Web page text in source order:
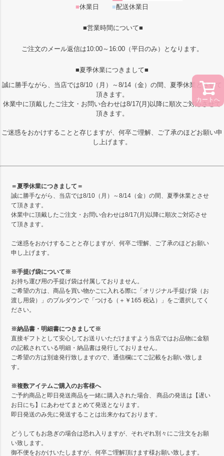
カートへ
■休業日 ■配送休業日
■営業時間について■
ご注文のメール返信は10:00～16:00（平日のみ）となります。
■夏季休業につきまして■
誠に勝手ながら、当店では8/10（月）～8/14（金）の間、夏季休業とさせて
頂きます。
休業中に頂戴したご注文・お問い合わせは8/17(月)以降に順次ご対応させて
頂きます。
ご迷惑をおかけすることと存じますが、何卒ご理解、ご了承のほどお願い申
し上げます。
＝夏季休業につきまして＝
誠に勝手ながら、当店では8/10（月）～8/14（金）の間、夏季休業とさせ
て頂きます。
休業中に頂戴したご注文・お問い合わせは8/17(月)以降に順次ご対応させ
て頂きます。
ご迷惑をおかけすることと存じますが、何卒ご理解、ご了承のほどお願い
申し上げます。
※手提げ袋について※
お持ち運び用の手提げ袋は付属しておりません。
ご希望の方は、商品を買い物かごに入れる際に「オリジナル手提げ袋（お
渡し用袋）」のプルダウンで「つける（＋￥165 税込）」をご選択してく
ださい。
※納品書・明細書につきまして※
直接ギフトとして安心してお送りいただけますよう当店ではお品物に金額
の記載されている明細・納品書は発行しておりません。
ご希望の方は別途発行致しますので、通信欄にてご記載をお願い致しま
す。
※複数アイテムご購入のお客様へ
ご予約商品と即日発送商品を一緒に購入された場合、 商品の発送は【遅い
お日にち】にあわせてまとめて発送となります。
即日発送のみ先に発送することは出来かねております。
どうしてもお急ぎの場合は恐れ入りますが、それぞれ別々にご注文をお願
い致します。
御不便をおかけいたしますが、何卒ご理解頂けます様お願い致します。